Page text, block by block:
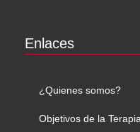
Enlaces
¿Quienes somos?
Objetivos de la